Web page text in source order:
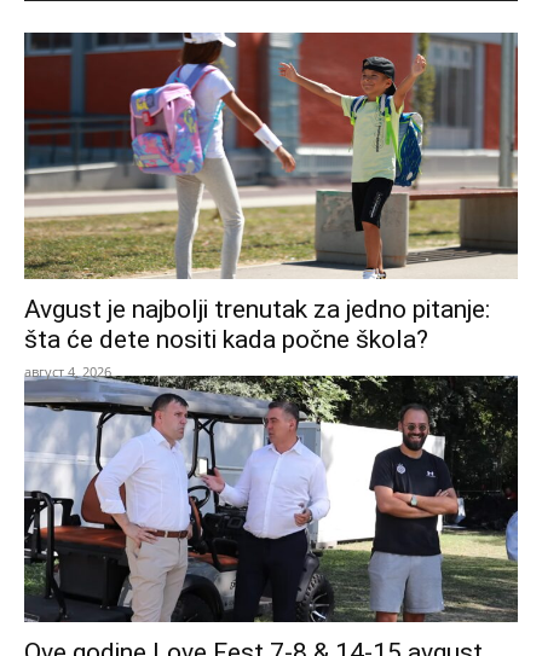
Avgust je najbolji trenutak za jedno pitanje:
šta će dete nositi kada počne škola?
август 4, 2026